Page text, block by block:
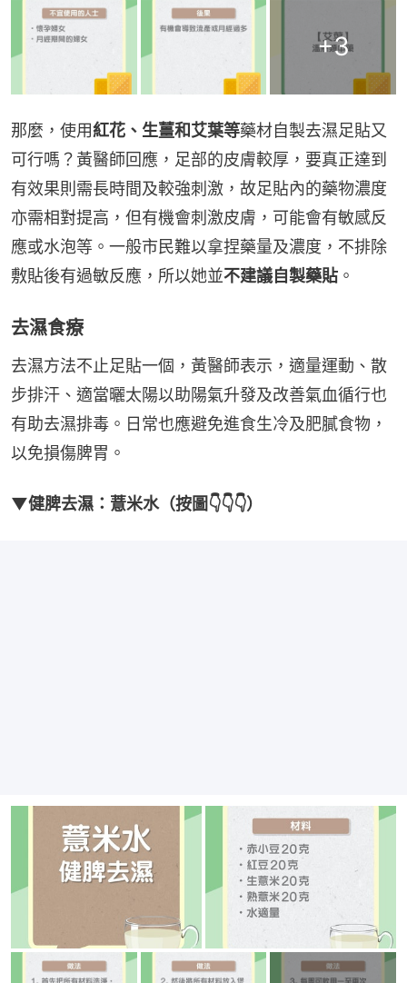
+3
那麼，使用紅花、生薑和艾葉等藥材自製去濕足貼又
可行嗎？黃醫師回應，足部的皮膚較厚，要真正達到
有效果則需長時間及較強刺激，故足貼內的藥物濃度
亦需相對提高，但有機會刺激皮膚，可能會有敏感反
應或水泡等。一般市民難以拿捏藥量及濃度，不排除
敷貼後有過敏反應，所以她並不建議自製藥貼 。
去濕食療
去濕方法不止足貼一個，黃醫師表示，適量運動、散
步排汗、適當曬太陽以助陽氣升發及改善氣血循行也
有助去濕排毒。日常也應避免進食生冷及肥膩食物，
以免損傷脾胃。
▼健脾去濕：薏米水（按圖👇👇👇）